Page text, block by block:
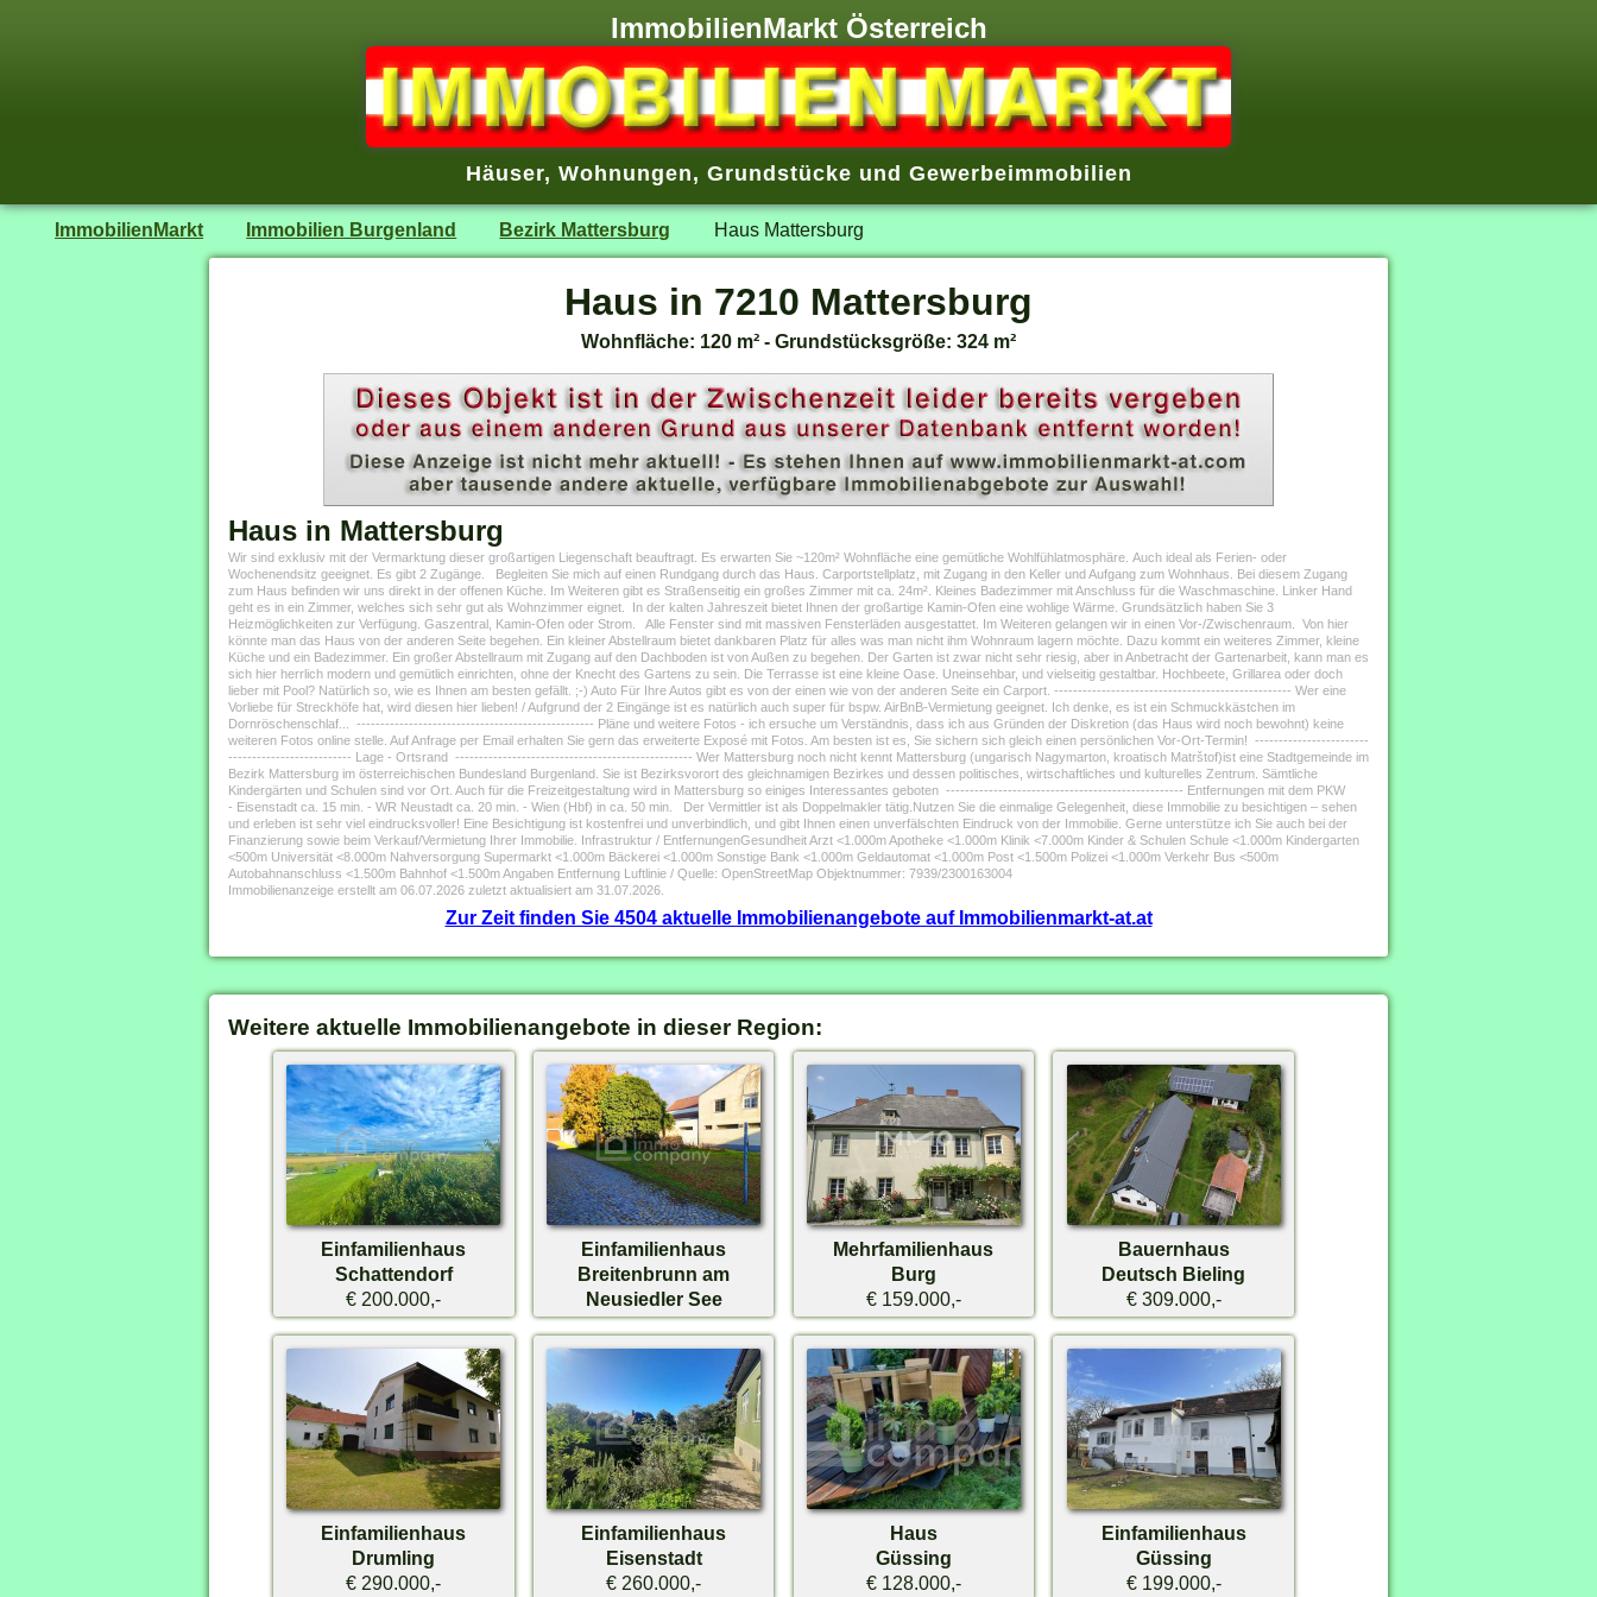
ImmobilienMarkt Österreich
Häuser, Wohnungen, Grundstücke und Gewerbeimmobilien
ImmobilienMarkt Immobilien Burgenland Bezirk Mattersburg Haus Mattersburg
Haus in 7210 Mattersburg
Wohnfläche: 120 m² - Grundstücksgröße: 324 m²
Haus in Mattersburg
Wir sind exklusiv mit der Vermarktung dieser großartigen Liegenschaft beauftragt. Es erwarten Sie ~120m² Wohnfläche eine gemütliche Wohlfühlatmosphäre. Auch ideal als Ferien- oder
Wochenendsitz geeignet. Es gibt 2 Zugänge. Begleiten Sie mich auf einen Rundgang durch das Haus. Carportstellplatz, mit Zugang in den Keller und Aufgang zum Wohnhaus. Bei diesem Zugang
zum Haus befinden wir uns direkt in der offenen Küche. Im Weiteren gibt es Straßenseitig ein großes Zimmer mit ca. 24m². Kleines Badezimmer mit Anschluss für die Waschmaschine. Linker Hand
geht es in ein Zimmer, welches sich sehr gut als Wohnzimmer eignet. In der kalten Jahreszeit bietet Ihnen der großartige Kamin-Ofen eine wohlige Wärme. Grundsätzlich haben Sie 3
Heizmöglichkeiten zur Verfügung. Gaszentral, Kamin-Ofen oder Strom. Alle Fenster sind mit massiven Fensterläden ausgestattet. Im Weiteren gelangen wir in einen Vor-/Zwischenraum. Von hier
könnte man das Haus von der anderen Seite begehen. Ein kleiner Abstellraum bietet dankbaren Platz für alles was man nicht ihm Wohnraum lagern möchte. Dazu kommt ein weiteres Zimmer, kleine
Küche und ein Badezimmer. Ein großer Abstellraum mit Zugang auf den Dachboden ist von Außen zu begehen. Der Garten ist zwar nicht sehr riesig, aber in Anbetracht der Gartenarbeit, kann man es
sich hier herrlich modern und gemütlich einrichten, ohne der Knecht des Gartens zu sein. Die Terrasse ist eine kleine Oase. Uneinsehbar, und vielseitig gestaltbar. Hochbeete, Grillarea oder doch
lieber mit Pool? Natürlich so, wie es Ihnen am besten gefällt. ;-) Auto Für Ihre Autos gibt es von der einen wie von der anderen Seite ein Carport. -------------------------------------------------- Wer eine
Vorliebe für Streckhöfe hat, wird diesen hier lieben! / Aufgrund der 2 Eingänge ist es natürlich auch super für bspw. AirBnB-Vermietung geeignet. Ich denke, es ist ein Schmuckkästchen im
Dornröschenschlaf... -------------------------------------------------- Pläne und weitere Fotos - ich ersuche um Verständnis, dass ich aus Gründen der Diskretion (das Haus wird noch bewohnt) keine
weiteren Fotos online stelle. Auf Anfrage per Email erhalten Sie gern das erweiterte Exposé mit Fotos. Am besten ist es, Sie sichern sich gleich einen persönlichen Vor-Ort-Termin! ------------------------
-------------------------- Lage - Ortsrand -------------------------------------------------- Wer Mattersburg noch nicht kennt Mattersburg (ungarisch Nagymarton, kroatisch Matrštof)ist eine Stadtgemeinde im
Bezirk Mattersburg im österreichischen Bundesland Burgenland. Sie ist Bezirksvorort des gleichnamigen Bezirkes und dessen politisches, wirtschaftliches und kulturelles Zentrum. Sämtliche
Kindergärten und Schulen sind vor Ort. Auch für die Freizeitgestaltung wird in Mattersburg so einiges Interessantes geboten -------------------------------------------------- Entfernungen mit dem PKW
- Eisenstadt ca. 15 min. - WR Neustadt ca. 20 min. - Wien (Hbf) in ca. 50 min. Der Vermittler ist als Doppelmakler tätig.Nutzen Sie die einmalige Gelegenheit, diese Immobilie zu besichtigen – sehen
und erleben ist sehr viel eindrucksvoller! Eine Besichtigung ist kostenfrei und unverbindlich, und gibt Ihnen einen unverfälschten Eindruck von der Immobilie. Gerne unterstütze ich Sie auch bei der
Finanzierung sowie beim Verkauf/Vermietung Ihrer Immobilie. Infrastruktur / EntfernungenGesundheit Arzt <1.000m Apotheke <1.000m Klinik <7.000m Kinder & Schulen Schule <1.000m Kindergarten
<500m Universität <8.000m Nahversorgung Supermarkt <1.000m Bäckerei <1.000m Sonstige Bank <1.000m Geldautomat <1.000m Post <1.500m Polizei <1.000m Verkehr Bus <500m
Autobahnanschluss <1.500m Bahnhof <1.500m Angaben Entfernung Luftlinie / Quelle: OpenStreetMap Objektnummer: 7939/2300163004
Immobilienanzeige erstellt am 06.07.2026 zuletzt aktualisiert am 31.07.2026.
Zur Zeit finden Sie 4504 aktuelle Immobilienangebote auf Immobilienmarkt-at.at
Weitere aktuelle Immobilienangebote in dieser Region:
Einfamilienhaus
Schattendorf
€ 200.000,-
Einfamilienhaus
Breitenbrunn am
Neusiedler See
€ 155.000,-
Mehrfamilienhaus
Burg
€ 159.000,-
Bauernhaus
Deutsch Bieling
€ 309.000,-
Einfamilienhaus
Drumling
€ 290.000,-
Einfamilienhaus
Eisenstadt
€ 260.000,-
Haus
Güssing
€ 128.000,-
Einfamilienhaus
Güssing
€ 199.000,-